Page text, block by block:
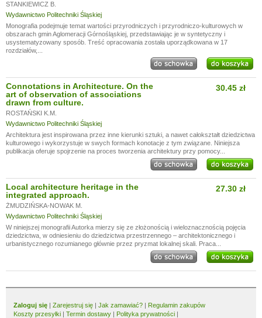
STANKIEWICZ B.
Wydawnictwo Politechniki Śląskiej
Monografia podejmuje temat wartości przyrodniczych i przyrodniczo-kulturowych w
obszarach gmin Aglomeracji Górnośląskiej, przedstawiając je w syntetyczny i
usystematyzowany sposób. Treść opracowania została uporządkowana w 17
rozdziałów,...
Connotations in Architecture. On the
art of observation of associations
drawn from culture.
ROSTAŃSKI K.M.
Wydawnictwo Politechniki Śląskiej
30.45 zł
Architektura jest inspirowana przez inne kierunki sztuki, a nawet całokształt dziedzictwa
kulturowego i wykorzystuje w swych formach konotacje z tym związane. Niniejsza
publikacja oferuje spojrzenie na proces tworzenia architektury przy pomocy...
Local architecture heritage in the
integrated approach.
ŻMUDZIŃSKA-NOWAK M.
Wydawnictwo Politechniki Śląskiej
27.30 zł
W niniejszej monografii Autorka mierzy się ze złożonością i wieloznacznością pojęcia
dziedzictwa, w odniesieniu do dziedzictwa przestrzennego – architektonicznego i
urbanistycznego rozumianego głównie przez pryzmat lokalnej skali. Praca...
Zaloguj się | Zarejestruj się | Jak zamawiać? | Regulamin zakupów
Koszty przesyłki | Termin dostawy | Polityka prywatności |